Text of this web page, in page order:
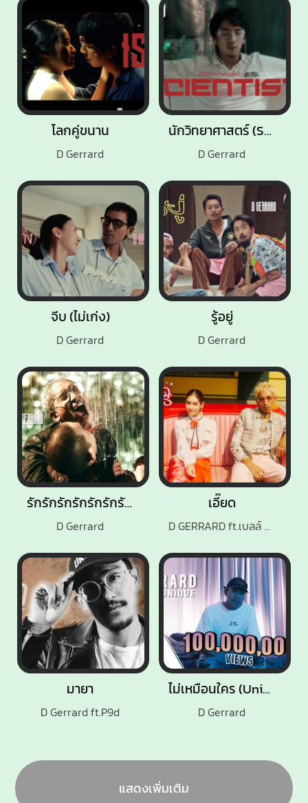
ไม่เหมือนใคร (Unique)
D Gerrard
รักรักรักรักรักรักรัก (Talk Less)
D Gerrard
นักวิทยาศาสตร์ (Scientist)
D Gerrard
เอี๊ยด
D GERRARD ft.เบลล์ นิภาดา
โลกคู่ขนาน
D Gerrard
จีบ (ไม่เก่ง)
D Gerrard
รู้อยู่
D Gerrard
มายา
D Gerrard ft.P9d
แสดงเพิ่มเติม